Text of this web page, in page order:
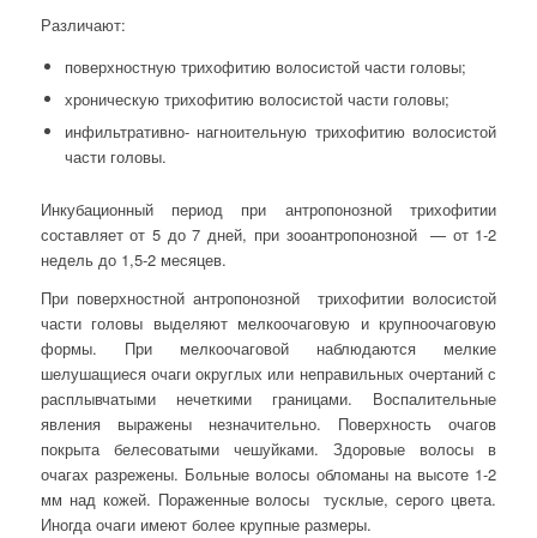
Различают:
поверхностную трихофитию волосистой части головы;
хроническую трихофитию волосистой части головы;
инфильтративно- нагноительную трихофитию волосистой
части головы.
Инкубационный период при антропонозной трихофитии
составляет от 5 до 7 дней, при зооантропонозной — от 1-2
недель до 1,5-2 месяцев.
При поверхностной антропонозной трихофитии волосистой
части головы выделяют мелкоочаговую и крупноочаговую
формы. При мелкоочаговой наблюдаются мелкие
шелушащиеся очаги округлых или неправильных очертаний с
расплывчатыми нечеткими границами. Воспалительные
явления выражены незначительно. Поверхность очагов
покрыта белесоватыми чешуйками. Здоровые волосы в
очагах разрежены. Больные волосы обломаны на высоте 1-2
мм над кожей. Пораженные волосы тусклые, серого цвета.
Иногда очаги имеют более крупные размеры.